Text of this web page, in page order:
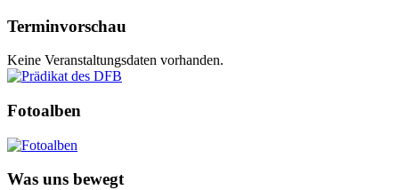
Terminvorschau
Keine Veranstaltungsdaten vorhanden.
Fotoalben
Was uns bewegt